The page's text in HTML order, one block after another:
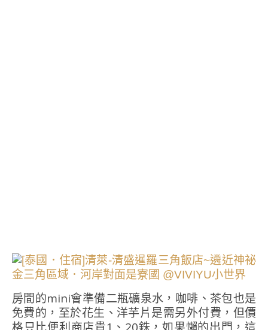
房間的mini會準備二瓶礦泉水，咖啡、茶包也是
免費的，至於花生、洋芋片是需另外付費，但價